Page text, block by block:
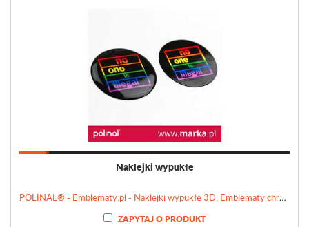
Naklejki wypukłe
POLINAL® - Emblematy.pl - Naklejki wypukłe 3D, Emblematy chromowane, Tabliczki, Etykiety
ZAPYTAJ O PRODUKT